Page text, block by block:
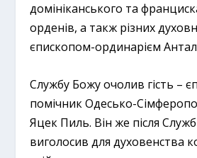
домініканського та
орденів, а такж різних
єпископом-ординарієм
Службу Божу очолив гість –
помічник Одесько-
Яцек Пиль. Він же після
виголосив для духовенства